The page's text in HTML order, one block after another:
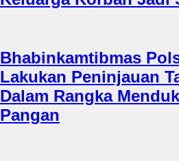
Bhabinkamtibmas
Lakukan Peninjauan
Dalam Rangka
Pangan